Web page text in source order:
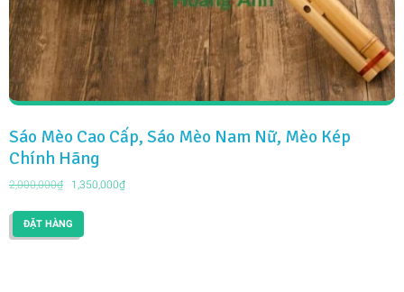
Sáo Mèo Cao Cấp, Sáo Mèo Nam Nữ, Mèo Kép
Chính Hãng
2,000,000₫
Giá
là:
2,000,000₫.
1,350,000₫Giá
ĐẶT HÀNG